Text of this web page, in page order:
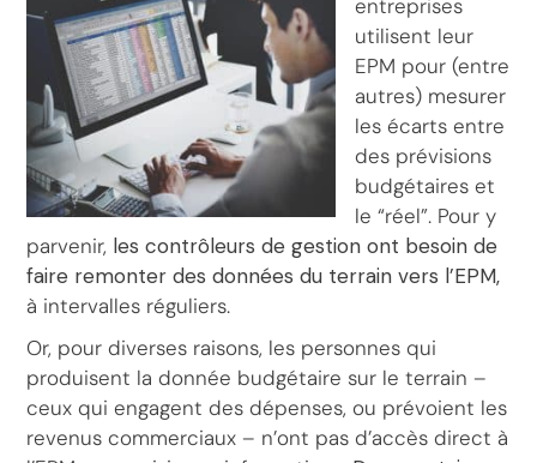
entreprises
utilisent leur
EPM pour (entre
autres) mesurer
les écarts entre
des prévisions
budgétaires et
le “réel”. Pour y
parvenir, les contrôleurs de gestion ont besoin de
faire remonter des données du terrain vers l’EPM,
à intervalles réguliers.
Or, pour diverses raisons, les personnes qui
produisent la donnée budgétaire sur le terrain –
ceux qui engagent des dépenses, ou prévoient les
revenus commerciaux – n’ont pas d’accès direct à